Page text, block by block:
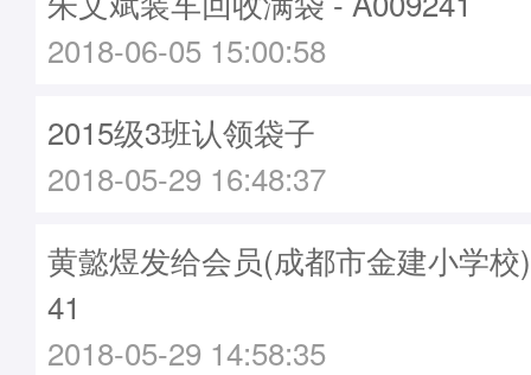
2018-06-05 15:00:58
2015级3班认领袋子
2018-05-29 16:48:37
黄懿煜发给会员(成都市金建小学校
41
2018-05-29 14:58:35